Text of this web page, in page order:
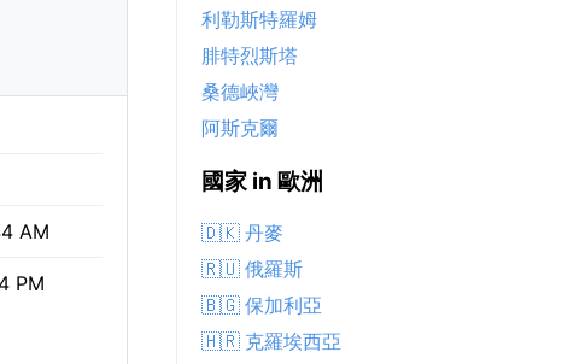
AM
PM
利勒斯特羅姆
腓特烈斯塔
桑德峽灣
阿斯克爾
國家 in 歐洲
🇩🇰 丹麥
🇷🇺 俄羅斯
🇧🇬 保加利亞
🇭🇷 克羅埃西亞